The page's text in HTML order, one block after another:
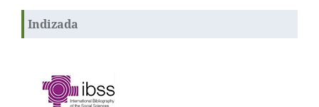
Indizada